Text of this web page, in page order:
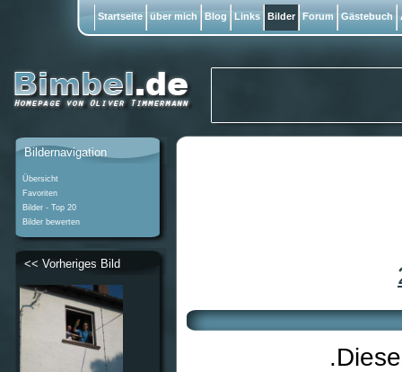
Bildernavigation
Übersicht
Favoriten
Bilder - Top 20
Bilder bewerten
<< Vorheriges Bild
Startseite über mich Blog Links Bilder Forum Gästebuch